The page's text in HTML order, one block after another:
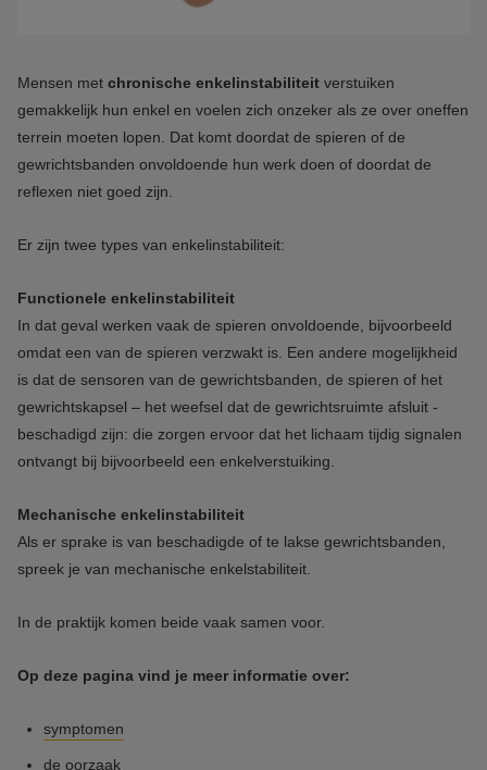
Mensen met chronische enkelinstabiliteit verstuiken
gemakkelijk hun enkel en voelen zich onzeker als ze over oneffen
terrein moeten lopen. Dat komt doordat de spieren of de
gewrichtsbanden onvoldoende hun werk doen of doordat de
reflexen niet goed zijn.
Er zijn twee types van enkelinstabiliteit:
Functionele enkelinstabiliteit
In dat geval werken vaak de spieren onvoldoende, bijvoorbeeld
omdat een van de spieren verzwakt is. Een andere mogelijkheid
is dat de sensoren van de gewrichtsbanden, de spieren of het
gewrichtskapsel – het weefsel dat de gewrichtsruimte afsluit -
beschadigd zijn: die zorgen ervoor dat het lichaam tijdig signalen
ontvangt bij bijvoorbeeld een enkelverstuiking.
Mechanische enkelinstabiliteit
Als er sprake is van beschadigde of te lakse gewrichtsbanden,
spreek je van mechanische enkelstabiliteit.
In de praktijk komen beide vaak samen voor.
Op deze pagina vind je meer informatie over:
symptomen
de oorzaak